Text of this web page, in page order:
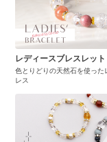
レディースブレスレット
色とりどりの天然石を使った
レス